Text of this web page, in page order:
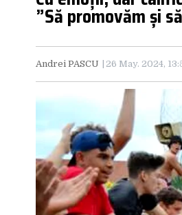
”Să promovăm și
Andrei PASCU 26 May. 2024,